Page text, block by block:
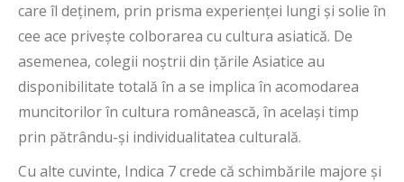
care îl deținem, prin prisma experienței lungi și solie în
cee ace privește colborarea cu cultura asiatică. De
asemenea, colegii noștrii din țările Asiatice au
disponibilitate totală în a se implica în acomodarea
muncitorilor în cultura românească, în același timp
prin pătrându-și individualitatea culturală.
Cu alte cuvinte, Indica 7 crede că schimbările majore și